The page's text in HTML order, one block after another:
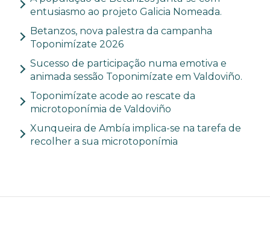
entusiasmo ao projeto Galicia Nomeada.
Betanzos, nova palestra da campanha
Toponimízate 2026
Sucesso de participação numa emotiva e
animada sessão Toponimízate em Valdoviño.
Toponimízate acode ao rescate da
microtoponímia de Valdoviño
Xunqueira de Ambía implica-se na tarefa de
recolher a sua microtoponímia